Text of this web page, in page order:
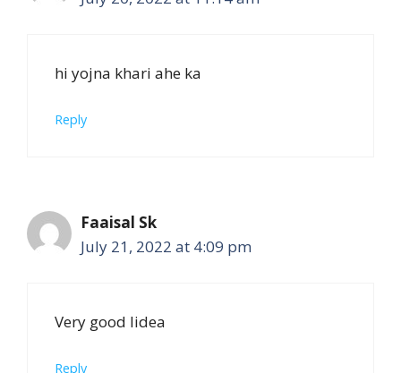
hi yojna khari ahe ka
Reply
Faaisal Sk
July 21, 2022 at 4:09 pm
Very good Iidea
Reply